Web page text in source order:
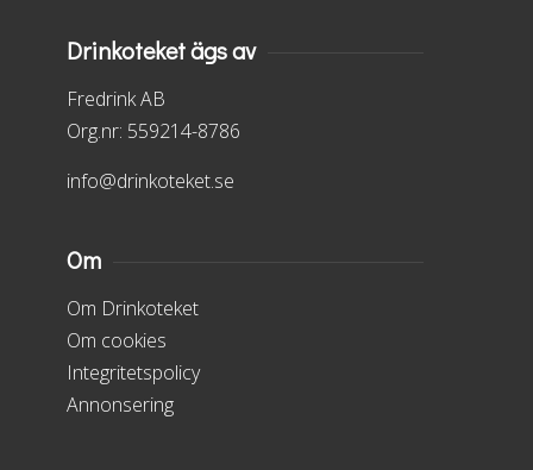
Drinkoteket ägs av
Fredrink AB
Org.nr: 559214-8786
info@drinkoteket.se
Om
Om Drinkoteket
Om cookies
Integritetspolicy
Annonsering